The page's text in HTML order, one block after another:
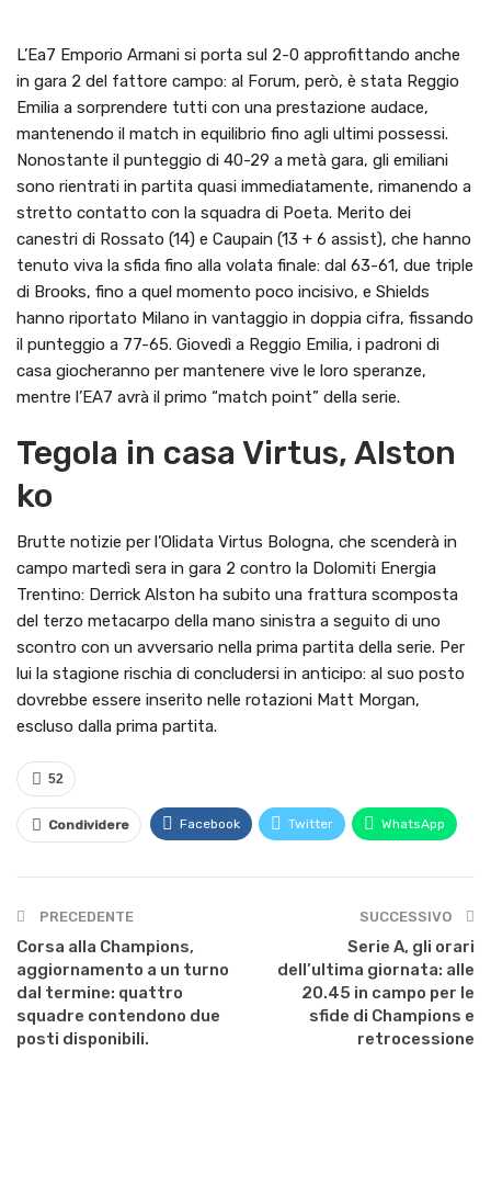
L’Ea7 Emporio Armani si porta sul 2-0 approfittando anche
in gara 2 del fattore campo: al Forum, però, è stata Reggio
Emilia a sorprendere tutti con una prestazione audace,
mantenendo il match in equilibrio fino agli ultimi possessi.
Nonostante il punteggio di 40-29 a metà gara, gli emiliani
sono rientrati in partita quasi immediatamente, rimanendo a
stretto contatto con la squadra di Poeta. Merito dei
canestri di Rossato (14) e Caupain (13 + 6 assist), che hanno
tenuto viva la sfida fino alla volata finale: dal 63-61, due triple
di Brooks, fino a quel momento poco incisivo, e Shields
hanno riportato Milano in vantaggio in doppia cifra, fissando
il punteggio a 77-65. Giovedì a Reggio Emilia, i padroni di
casa giocheranno per mantenere vive le loro speranze,
mentre l’EA7 avrà il primo “match point” della serie.
Tegola in casa Virtus, Alston
ko
Brutte notizie per l’Olidata Virtus Bologna, che scenderà in
campo martedì sera in gara 2 contro la Dolomiti Energia
Trentino: Derrick Alston ha subito una frattura scomposta
del terzo metacarpo della mano sinistra a seguito di uno
scontro con un avversario nella prima partita della serie. Per
lui la stagione rischia di concludersi in anticipo: al suo posto
dovrebbe essere inserito nelle rotazioni Matt Morgan,
escluso dalla prima partita.
52
Condividere Facebook Twitter WhatsApp
PRECEDENTE
Corsa alla Champions,
aggiornamento a un turno
dal termine: quattro
squadre contendono due
posti disponibili.
SUCCESSIVO
Serie A, gli orari
dell’ultima giornata: alle
20.45 in campo per le
sfide di Champions e
retrocessione